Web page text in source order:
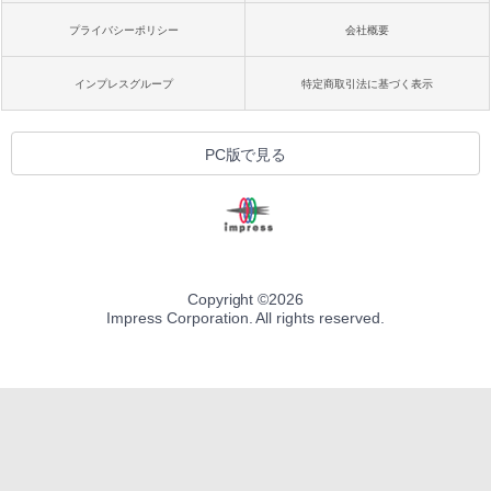
プライバシーポリシー 会社概要
インプレスグループ 特定商取引法に基づく表示
PC版で見る
Copyright ©2026
Impress Corporation. All rights reserved.